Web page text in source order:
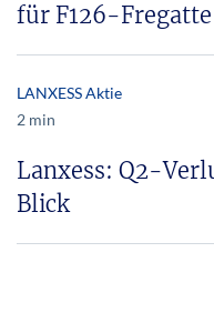
für F126-Fregatte
LANXESS Aktie
2 min
Lanxess: Q2-
Blick